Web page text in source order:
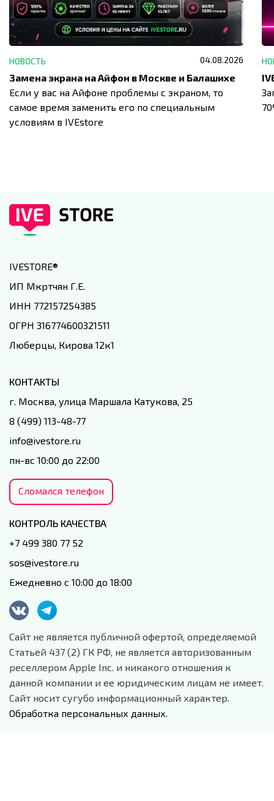
НОВОСТЬ 04.08.2026
Замена экрана на Айфон в Москве и Балашихе
Если у вас на Айфоне проблемы с экраном, то
самое время заменить его по специальным
условиям в IVEstore
IVESTORE®
ИП Мкртчян Г.Е.
ИНН 772157254385
ОГРН 316774600321511
Люберцы, Кирова 12к1
КОНТАКТЫ
г. Москва, улица Маршала Катукова, 25
8 (499) 113-48-77
info@ivestore.ru
пн-вс 10:00 до 22:00
Сломался телефон
КОНТРОЛЬ КАЧЕСТВА
+7 499 380 77 52
sos@ivestore.ru
Ежедневно с 10:00 до 18:00
Сайт не является публичной офертой, определяемой
Статьей 437 (2) ГК РФ, не является авторизованным
реселлером Apple Inc. и никакого отношения к
данной компании и ее юридическим лицам не имеет.
Сайт носит сугубо информационный характер.
Обработка персональных данных.